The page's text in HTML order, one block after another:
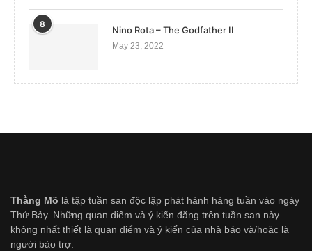
8
Nino Rota – The Godfather II
May 23, 2022
Thằng Mõ là tập tuần san độc lập phát hành hàng tuần vào ngày
Thứ Bảy. Những quan diểm và ý kiến đăng trên tuần san này
không nhất thiết là quan diểm và ý kiến của nhà báo và/hoặc là
người bảo trợ.